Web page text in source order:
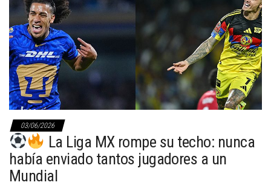
03/06/2026
La Liga MX rompe su techo: nunca
había enviado tantos jugadores a un
Mundial